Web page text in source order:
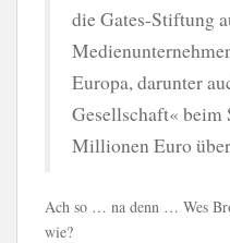
die Gates-Stiftung
Europa, darunter
Gesellschaft«
Millionen Euro
Ach so … na denn … Wes
wie?